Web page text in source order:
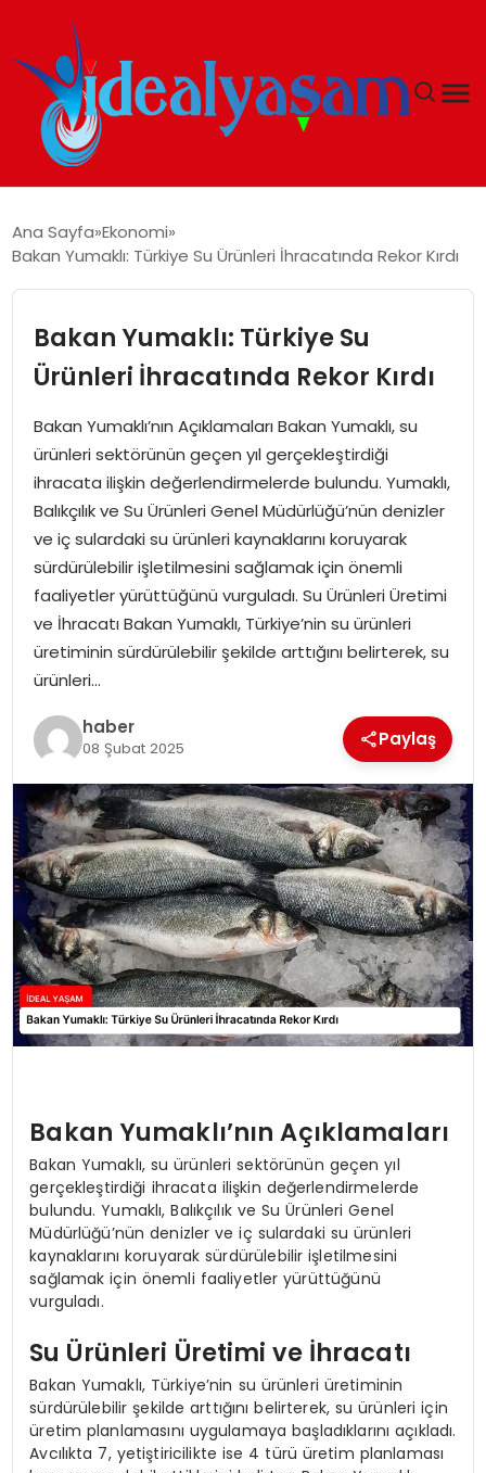
EKONOMI
İDEAL YAŞAM
İDEAL SPOR
YAŞAM
MAGAZIN
SAĞLIK
SOSYAL HABER
Ana Sayfa Ekonomi
Bakan Yumaklı: Türkiye Su Ürünleri İhracatında Rekor Kırdı
Bakan Yumaklı: Türkiye Su
Ürünleri İhracatında Rekor Kırdı
Bakan Yumaklı’nın Açıklamaları Bakan Yumaklı, su
ürünleri sektörünün geçen yıl gerçekleştirdiği
ihracata ilişkin değerlendirmelerde bulundu. Yumaklı,
Balıkçılık ve Su Ürünleri Genel Müdürlüğü’nün denizler
ve iç sulardaki su ürünleri kaynaklarını koruyarak
sürdürülebilir işletilmesini sağlamak için önemli
faaliyetler yürüttüğünü vurguladı. Su Ürünleri Üretimi
ve İhracatı Bakan Yumaklı, Türkiye’nin su ürünleri
üretiminin sürdürülebilir şekilde arttığını belirterek, su
ürünleri…
haber
08 Şubat 2025 Paylaş
Bakan Yumaklı’nın Açıklamaları
Bakan Yumaklı, su ürünleri sektörünün geçen yıl
gerçekleştirdiği ihracata ilişkin değerlendirmelerde
bulundu. Yumaklı, Balıkçılık ve Su Ürünleri Genel
Müdürlüğü’nün denizler ve iç sulardaki su ürünleri
kaynaklarını koruyarak sürdürülebilir işletilmesini
sağlamak için önemli faaliyetler yürüttüğünü
vurguladı.
Su Ürünleri Üretimi ve İhracatı
Bakan Yumaklı, Türkiye’nin su ürünleri üretiminin
sürdürülebilir şekilde arttığını belirterek, su ürünleri için
üretim planlamasını uygulamaya başladıklarını açıkladı.
Avcılıkta 7, yetiştiricilikte ise 4 türü üretim planlaması